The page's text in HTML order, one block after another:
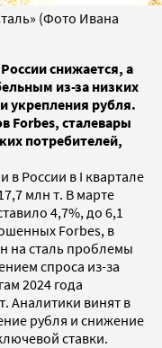
(Фото Ивана
снижается, а
из-за низких
укрепления рубля.
Forbes, сталевары
потребителей,
в России в I квартале
млн т. В марте
4,7%, до 6,1
Forbes, в
на сталь проблемы
спроса из-за
2024 года
Аналитики винят в
рубля и снижение
ставки.